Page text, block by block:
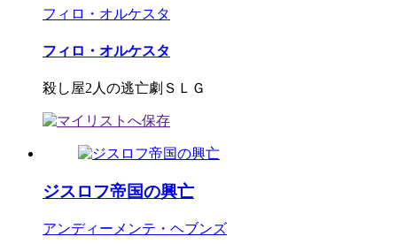
フィロ・オルケスタ
フィロ・オルケスタ
殺し屋2人の逃亡劇ＳＬＧ
ジスロフ帝国の興亡
アンディーメンテ・ヘブンズ